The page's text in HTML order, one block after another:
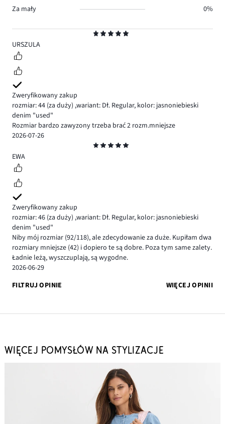
5
URSZULA
Zweryfikowany zakup
rozmiar: 44 (za duży) ,wariant: Dł. Regular, kolor: jasnoniebieski
denim "used"
Rozmiar bardzo zawyzony trzeba brać 2 rozm.mniejsze
2026-07-26
5
EWA
Zweryfikowany zakup
rozmiar: 46 (za duży) ,wariant: Dł. Regular, kolor: jasnoniebieski
denim "used"
Niby mój rozmiar (92/118), ale zdecydowanie za duże. Kupiłam dwa
rozmiary mniejsze (42) i dopiero te są dobre. Poza tym same zalety.
Ładnie leżą, wyszczuplają, są wygodne.
2026-06-29
FILTRUJ OPINIE
WIĘCEJ OPINII
Za mały
0%
WIĘCEJ POMYSŁÓW NA STYLIZACJE